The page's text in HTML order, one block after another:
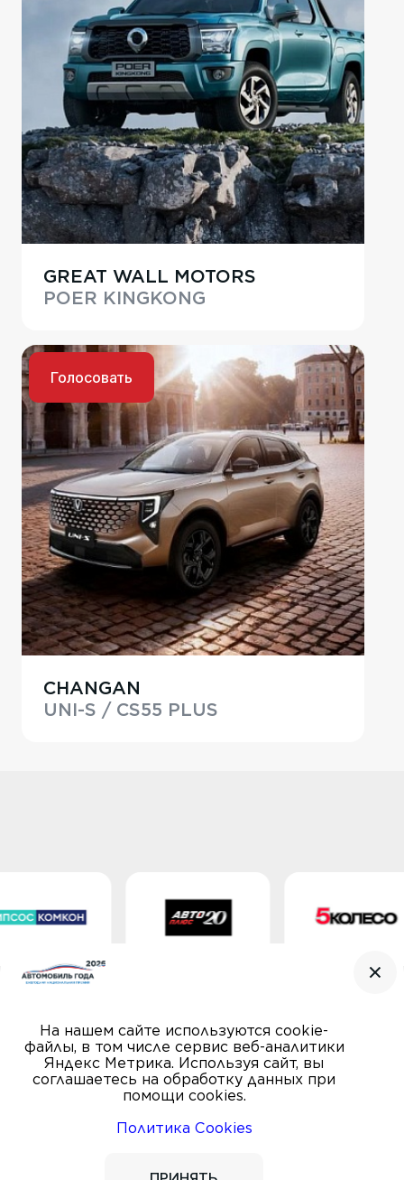
GREAT WALL MOTORS
POER KINGKONG
Голосовать
CHANGAN
UNI-S / CS55 PLUS
© Автомобиль года, 2000—2026
Пользовательское соглашение
На нашем сайте используются cookie-
файлы, в том числе сервис веб-аналитики
Яндекс Метрика. Используя сайт, вы
соглашаетесь на обработку данных при
помощи cookies.
Политика Cookies